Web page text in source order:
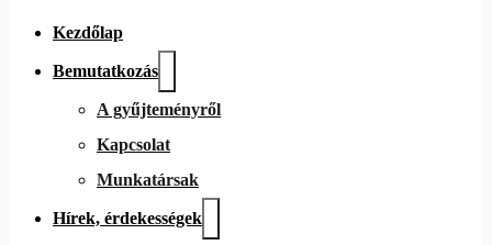
Kezdőlap
Bemutatkozás
A gyűjteményről
Kapcsolat
Munkatársak
Hírek, érdekességek